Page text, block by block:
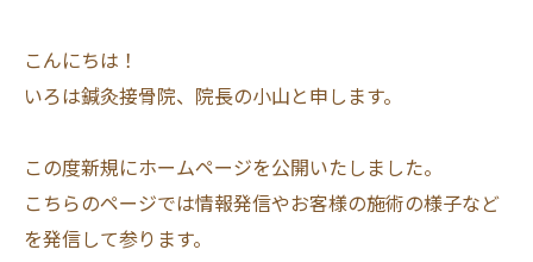
こんにちは！
いろは鍼灸接骨院、院長の小山と申します。
この度新規にホームページを公開いたしました。
こちらのページでは情報発信やお客様の施術の様子など
を発信して参ります。